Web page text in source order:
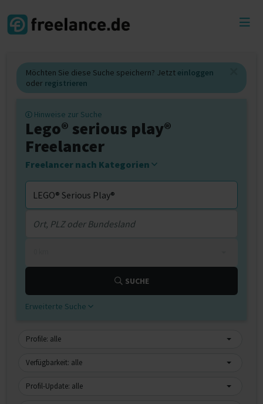
Möchten Sie diese Suche speichern? Jetzt einloggen
oder registrieren
Hinweise zur Suche
Lego® serious play®
Freelancer
Freelancer nach Kategorien
SUCHE
Erweiterte Suche
Profile: alle
Verfügbarkeit: alle
Profil-Update: alle